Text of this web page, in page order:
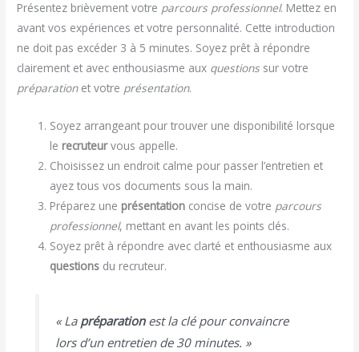
Présentez brièvement votre parcours professionnel. Mettez en
avant vos expériences et votre personnalité. Cette introduction
ne doit pas excéder 3 à 5 minutes. Soyez prêt à répondre
clairement et avec enthousiasme aux questionssur votre
préparationet votre présentation.
Soyez arrangeant pour trouver une disponibilité lorsque
le recruteurvous appelle.
Choisissez un endroit calme pour passer l’entretien et
ayez tous vos documents sous la main.
Préparez une présentation concise de votre parcours
professionnel, mettant en avant les points clés.
Soyez prêt à répondre avec clarté et enthousiasme aux
questions du recruteur.
« La préparationest la clé pour convaincre
lors d’un entretien de 30 minutes. »